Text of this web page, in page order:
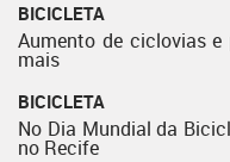
BICICLETA
Aumento de ciclovias
mais
BICICLETA
No Dia Mundial da
no Recife